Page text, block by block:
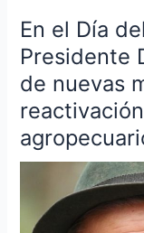
En el Día
Presidente
de nuevas
En
el
Día
del
Campesino,
Presidente
conjunto